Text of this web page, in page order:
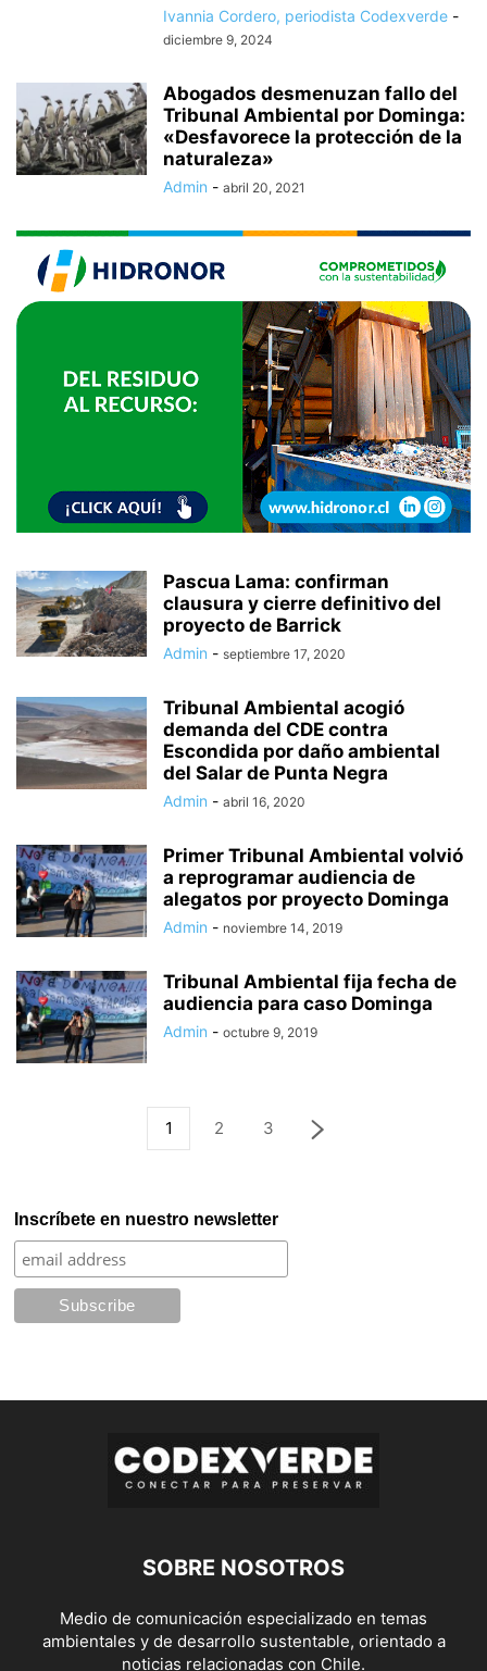
Ivannia Cordero, periodista Codexverde -
diciembre 9, 2024
Abogados desmenuzan fallo del
Tribunal Ambiental por Dominga:
«Desfavorece la protección de la
naturaleza»
Admin - abril 20, 2021
Pascua Lama: confirman
clausura y cierre definitivo del
proyecto de Barrick
Admin - septiembre 17, 2020
Tribunal Ambiental acogió
demanda del CDE contra
Escondida por daño ambiental
del Salar de Punta Negra
Admin - abril 16, 2020
Primer Tribunal Ambiental volvió
a reprogramar audiencia de
alegatos por proyecto Dominga
Admin - noviembre 14, 2019
Tribunal Ambiental fija fecha de
audiencia para caso Dominga
Admin - octubre 9, 2019
1 2 3
Inscríbete en nuestro newsletter
SOBRE NOSOTROS
Medio de comunicación especializado en temas
ambientales y de desarrollo sustentable, orientado a
noticias relacionadas con Chile.